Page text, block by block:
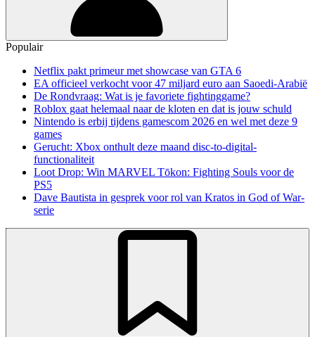
Populair
Netflix pakt primeur met showcase van GTA 6
EA officieel verkocht voor 47 miljard euro aan Saoedi-Arabië
De Rondvraag: Wat is je favoriete fightinggame?
Roblox gaat helemaal naar de kloten en dat is jouw schuld
Nintendo is erbij tijdens gamescom 2026 en wel met deze 9
games
Gerucht: Xbox onthult deze maand disc-to-digital-
functionaliteit
Loot Drop: Win MARVEL Tōkon: Fighting Souls voor de
PS5
Dave Bautista in gesprek voor rol van Kratos in God of War-
serie